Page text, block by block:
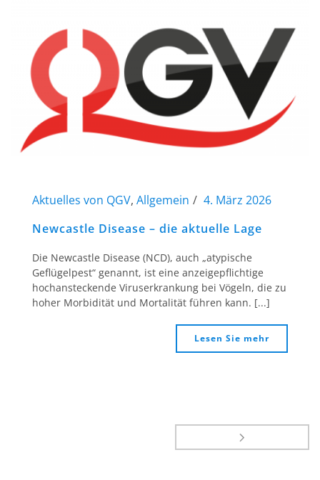
Aktuelles von QGV, Allgemein
4. März 2026
Newcastle Disease – die aktuelle Lage
Die Newcastle Disease (NCD), auch „atypische
Geflügelpest“ genannt, ist eine anzeigepflichtige
hochansteckende Viruserkrankung bei Vögeln, die zu
hoher Morbidität und Mortalität führen kann. [...]
Lesen Sie mehr